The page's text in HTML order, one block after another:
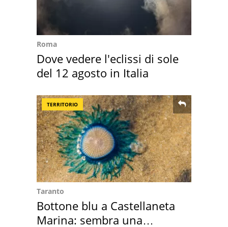
Roma
Dove vedere l'eclissi di sole
del 12 agosto in Italia
TERRITORIO
Taranto
Bottone blu a Castellaneta
Marina: sembra una